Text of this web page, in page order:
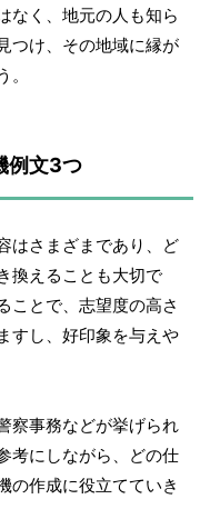
なく、地元の人も知ら
つけ、その地域に縁が
例文3つ
はさまざまであり、ど
換えることも大切で
ことで、志望度の高さ
すし、好印象を与えや
察事務などが挙げられ
考にしながら、どの仕
の作成に役立てていき